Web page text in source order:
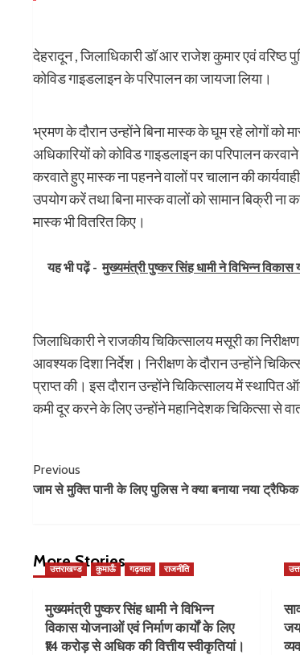
देहरादून , जिलाधिकारी डॉ आर राजेश कुमार एवं
कोविड गाइडलाइन के परिपालन का जायजा लिया।
भ्रमण के दौरान उन्होंने बिना मास्क के घूम रहे लोगों को
अधिकारियों को कोविड गाइडलाइन का परिपालन
करवाते हुए मास्क ना पहनने वालों पर चालान की
उपयोग करें तथा बिना मास्क वालों को सामान बिक्री
मास्क भी वितरित किए।
यह भी पढ़ें - मुख्यमंत्री पुष्कर सिंह धामी ने विभिन्न
जिलाधिकारी ने राजकीय चिकित्सालय मसूरी का
आवश्यक दिशा निर्देश। निरीक्षण के दौरान उन्होंने
प्राप्त की। इस दौरान उन्होंने चिकित्सालय में
कमी दूर करने के लिए उन्होंने महानिदेशक चिकित्सा से
Post
Navigation
Previous
जाम से मुक्ति पानी के लिए पुलिस ने क्या बनाया नया ट्रैफिक
More Stories
उत्तराखण्ड कुमाऊँ गढ़वाल राजनीति
मुख्यमंत्री पुष्कर सिंह धामी ने विभिन्न
विकास योजनाओं एवं निर्माण कार्यों के लिए
₹14 करोड़ से अधिक की वित्तीय स्वीकृतियां।